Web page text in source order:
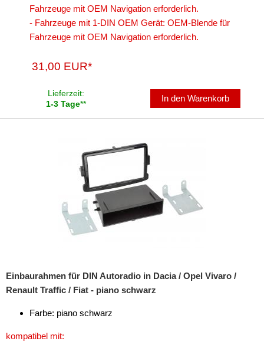
Fahrzeuge mit OEM Navigation erforderlich.
- Fahrzeuge mit 1-DIN OEM Gerät: OEM-Blende für
Fahrzeuge mit OEM Navigation erforderlich.
31,00 EUR*
Lieferzeit:
1-3 Tage**
In den Warenkorb
Einbaurahmen für DIN Autoradio in Dacia / Opel Vivaro /
Renault Traffic / Fiat - piano schwarz
Farbe: piano schwarz
kompatibel mit: